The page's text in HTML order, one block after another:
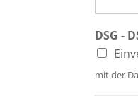
DSG -
mit der